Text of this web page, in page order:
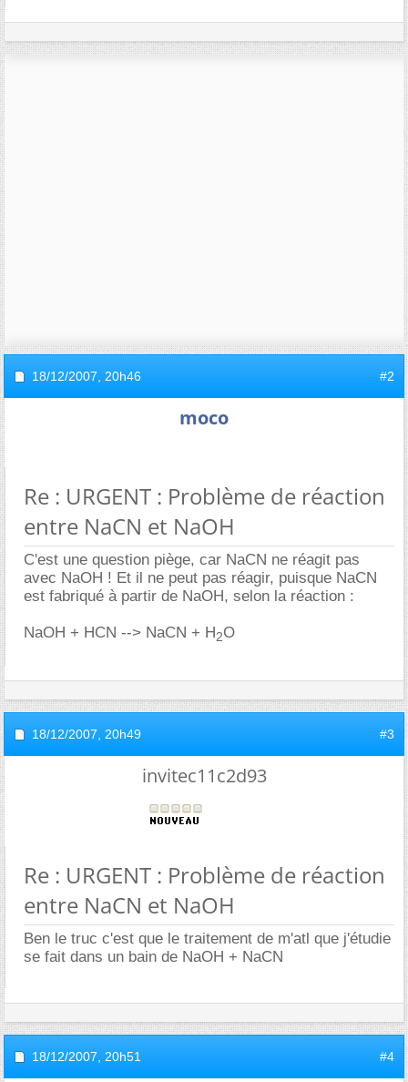
18/12/2007, 20h46 #2
moco
Re : URGENT : Problème de réaction
entre NaCN et NaOH
C'est une question piège, car NaCN ne réagit pas
avec NaOH ! Et il ne peut pas réagir, puisque NaCN
est fabriqué à partir de NaOH, selon la réaction :
NaOH + HCN --> NaCN + H2O
18/12/2007, 20h49 #3
invitec11c2d93
Re : URGENT : Problème de réaction
entre NaCN et NaOH
Ben le truc c'est que le traitement de m'atl que j'étudie
se fait dans un bain de NaOH + NaCN
18/12/2007, 20h51 #4